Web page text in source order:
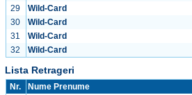
29
Wild-Card
30
Wild-Card
31
Wild-Card
32
Wild-Card
Lista Retrageri
Nr. Nume Prenume